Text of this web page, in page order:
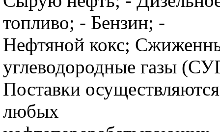
топливо; - Бензин; -
Нефтяной кокс;
углеводородные газы
Поставки
любых